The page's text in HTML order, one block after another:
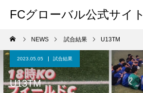
FCグローバル公式サイト
NEWS 試合結果 U13TM
2023.05.05 試合結果
U13TM